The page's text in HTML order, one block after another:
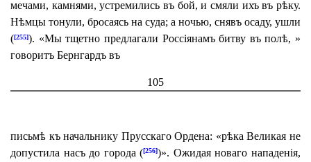
мечами, камнями, устремились въ бой, и смяли ихъ въ рѣку.
Нѣмцы тонули, бросаясь на суда; а ночью, снявъ осаду, ушли
([255]). «Мы тщетно предлагали Россіянамъ битву въ полѣ, »
говоритъ Бернгардъ въ
105
письмѣ къ начальнику Прусскаго Ордена: «рѣка Великая не
допустила насъ до города ([256])». Ожидая новаго нападенія,